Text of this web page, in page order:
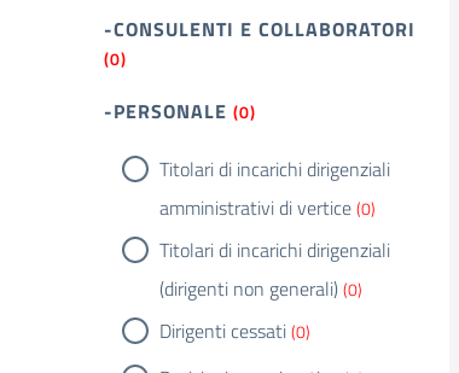
-CONSULENTI E COLLABORATORI
(0)
-PERSONALE (0)
Titolari di incarichi dirigenziali
amministrativi di vertice(0)
Titolari di incarichi dirigenziali
(dirigenti non generali)(0)
Dirigenti cessati(0)